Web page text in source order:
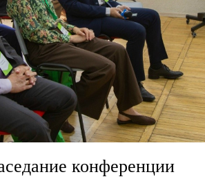
конференции